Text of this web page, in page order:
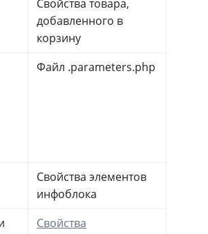
Свойства товара,
добавленного в
корзину
Файл .parameters.php
Свойства элементов
инфоблока
Свойства